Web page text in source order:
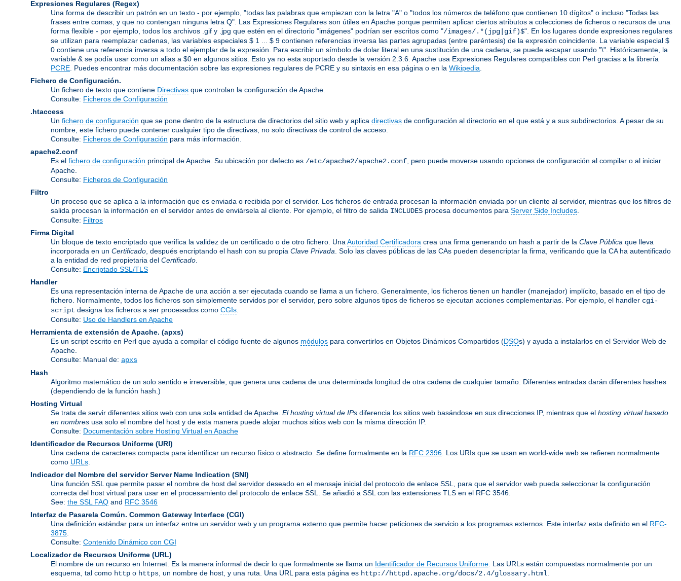
Expresiones Regulares (Regex)
Una forma de describir un patrón en un texto - por ejemplo, "todas las palabras que empiezan con la letra "A" o "todos los números de teléfono que contienen 10 dígitos" o incluso "Todas las
frases entre comas, y que no contengan ninguna letra Q". Las Expresiones Regulares son útiles en Apache porque permiten aplicar ciertos atributos a colecciones de ficheros o recursos de una
forma flexible - por ejemplo, todos los archivos .gif y .jpg que estén en el directorio "imágenes" podrían ser escritos como "/images/.*(jpg|gif)$". En los lugares donde expresiones regulares
se utilizan para reemplazar cadenas, las variables especiales $ 1 ... $ 9 contienen referencias inversa las partes agrupadas (entre paréntesis) de la expresión coincidente. La variable especial $
0 contiene una referencia inversa a todo el ejemplar de la expresión. Para escribir un símbolo de dolar literal en una sustitución de una cadena, se puede escapar usando "\". Históricamente, la
variable & se podía usar como un alias a $0 en algunos sitios. Esto ya no esta soportado desde la versión 2.3.6. Apache usa Expresiones Regulares compatibles con Perl gracias a la librería
PCRE . Puedes encontrar más documentación sobre las expresiones regulares de PCRE y su sintaxis en esa página o en la Wikipedia
Fichero de Configuración.
Un fichero de texto que contiene Directivas que controlan la configuración de Apache.
Consulte: Ficheros de Configuración
.htaccess
Un fichero de configuración que se pone dentro de la estructura de directorios del sitio web y aplica directivas de configuración al directorio en el que está y a sus subdirectorios. A pesar de su
nombre, este fichero puede contener cualquier tipo de directivas, no solo directivas de control de acceso.
Consulte: Ficheros de Configuración para más información.
apache2.conf
Es el fichero de configuración principal de Apache. Su ubicación por defecto es /etc/apache2/apache2.conf , pero puede moverse usando opciones de configuración al compilar o al iniciar
Apache.
Consulte: Ficheros de Configuración
Filtro
Un proceso que se aplica a la información que es enviada o recibida por el servidor. Los ficheros de entrada procesan la información enviada por un cliente al servidor, mientras que los filtros de
salida procesan la información en el servidor antes de enviársela al cliente. Por ejemplo, el filtro de salida INCLUDES procesa documentos para Server Side Includes
Consulte: Filtros
Firma Digital
Un bloque de texto encriptado que verifica la validez de un certificado o de otro fichero. Una Autoridad Certificadora crea una firma generando un hash a partir de la Clave Pública que lleva
incorporada en un Certificado , después encriptando el hash con su propia Clave Privada . Solo las claves públicas de las CAs pueden desencriptar la firma, verificando que la CA ha autentificado
a la entidad de red propietaria del Certificado
Consulte: Encriptado SSL/TLS
Handler
Es una representación interna de Apache de una acción a ser ejecutada cuando se llama a un fichero. Generalmente, los ficheros tienen un handler (manejador) implícito, basado en el tipo de
fichero. Normalmente, todos los ficheros son simplemente servidos por el servidor, pero sobre algunos tipos de ficheros se ejecutan acciones complementarias. Por ejemplo, el handler cgi-
script designa los ficheros a ser procesados como CGIs
Consulte: Uso de Handlers en Apache
Herramienta de extensión de Apache. (apxs)
Es un script escrito en Perl que ayuda a compilar el código fuente de algunos módulos para convertirlos en Objetos Dinámicos Compartidos (DSOs) y ayuda a instalarlos en el Servidor Web de
Apache.
Consulte: Manual de: apxs
Hash
Algoritmo matemático de un solo sentido e irreversible, que genera una cadena de una determinada longitud de otra cadena de cualquier tamaño. Diferentes entradas darán diferentes hashes
(dependiendo de la función hash.)
Hosting Virtual
Se trata de servir diferentes sitios web con una sola entidad de Apache. El hosting virtual de IPs diferencia los sitios web basándose en sus direcciones IP, mientras que el hosting virtual basado
en nombres usa solo el nombre del host y de esta manera puede alojar muchos sitios web con la misma dirección IP.
Consulte: Documentación sobre Hosting Virtual en Apache
Identificador de Recursos Uniforme (URI)
Una cadena de caracteres compacta para identificar un recurso físico o abstracto. Se define formalmente en la RFC 2396 . Los URIs que se usan en world-wide web se refieren normalmente
como URLs
Indicador del Nombre del servidor Server Name Indication (SNI)
Una función SSL que permite pasar el nombre de host del servidor deseado en el mensaje inicial del protocolo de enlace SSL, para que el servidor web pueda seleccionar la configuración
correcta del host virtual para usar en el procesamiento del protocolo de enlace SSL. Se añadió a SSL con las extensiones TLS en el RFC 3546.
See: the SSL FAQ and RFC 3546
Interfaz de Pasarela Común. Common Gateway Interface (CGI)
Una definición estándar para un interfaz entre un servidor web y un programa externo que permite hacer peticiones de servicio a los programas externos. Este interfaz esta definido en el RFC-
3875
Consulte: Contenido Dinámico con CGI
Localizador de Recursos Uniforme (URL)
El nombre de un recurso en Internet. Es la manera informal de decir lo que formalmente se llama un Identificador de Recursos Uniforme . Las URLs están compuestas normalmente por un
esquema, tal como http o https , un nombre de host, y una ruta. Una URL para esta página es http://httpd.apache.org/docs/2.4/glossary.html